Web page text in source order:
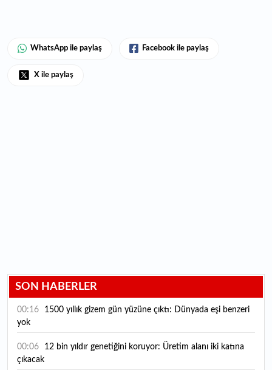
WhatsApp ile paylaş Facebook ile paylaş
X ile paylaş
SON HABERLER
00:16
yok
00:06
çıkacak